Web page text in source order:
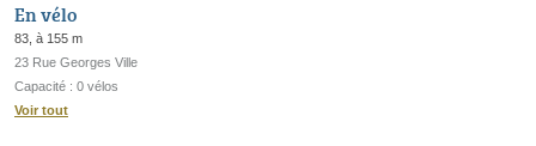
En vélo
83, à 155 m
23 Rue Georges Ville
Capacité : 0 vélos
Voir tout